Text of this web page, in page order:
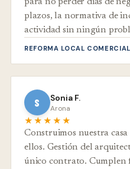
plazos, la normativa de
actividad sin ningún
REFORMA LOCAL COMERCIAL
S Sonia F.
Arona
★★★★★
Construimos nuestra
ellos. Gestión del
único contrato. Cumplen